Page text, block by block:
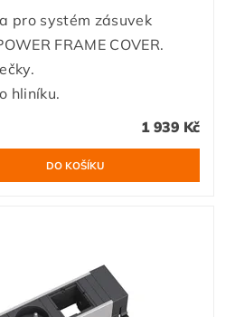
pro systém zásuvek
FRAME COVER.
hliníku.
1 939 Kč